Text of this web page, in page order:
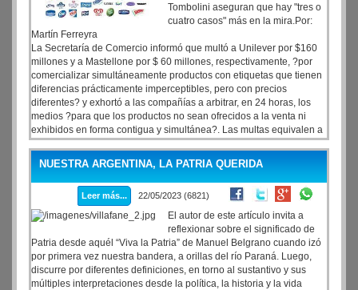
Tombolini aseguran que hay "tres o
cuatro casos" más en la mira.Por:
Martín Ferreyra
La Secretaría de Comercio informó que multó a Unilever por $160
millones y a Mastellone por $ 60 millones, respectivamente, ?por
comercializar simultáneamente productos con etiquetas que tienen
diferencias prácticamente imperceptibles, pero con precios
diferentes? y exhortó a las compañías a arbitrar, en 24 horas, los
medios ?para que los productos no sean ofrecidos a la venta ni
exhibidos en forma contigua y simultánea?. Las multas equivalen a
U$S 936.370 al tipo de cambio de mayorista de este martes. Las
empresas también deberán publicar en sus redes sociales y en las
creadas para las marcas de los productos implicados, el detalle de
la infracción que cometieron, en forma visible y por 72 horas.
NUESTRA ARGENTINA, LA PATRIA QUERIDA
Leer más... 22/05/2023 (6821)
El autor de este artículo invita a
reflexionar sobre el significado de
Patria desde aquél “Viva la Patria” de Manuel Belgrano cuando izó
por primera vez nuestra bandera, a orillas del río Paraná. Luego,
discurre por diferentes definiciones, en torno al sustantivo y sus
múltiples interpretaciones desde la política, la historia y la vida